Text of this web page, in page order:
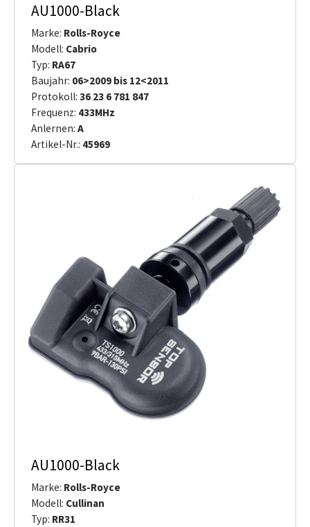
AU1000-Black
Marke: Rolls-Royce
Modell: Cabrio
Typ: RA67
Baujahr: 06>2009 bis 12<2011
Protokoll: 36 23 6 781 847
Frequenz: 433MHz
Anlernen: A
Artikel-Nr.: 45969
AU1000-Black
Marke: Rolls-Royce
Modell: Cullinan
Typ: RR31